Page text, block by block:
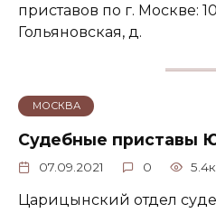
приставов по г. Москве:
Гольяновская, д.
МОСКВА
Судебные приставы
07.09.2021 0 5.4к.
Царицынский отдел